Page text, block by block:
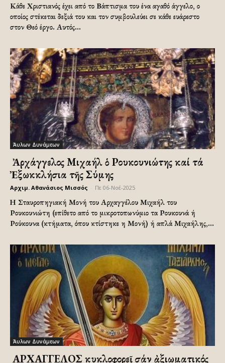
Κάθε Χριστιανός έχει από το Βάπτισμα του ένα αγαθό άγγελο, ο
οποίος στέκεται δεξιά του και τον συμβουλεύει σε κάθε ευάρεστο
στον Θεό έργο. Αυτός...
Άυλων Δυνάμεων
Ὁ Ἀρχάγγελος Μιχαήλ ὁ Ρουκουνιώτης καί τά
Ἐξωκκλήσια τῆς Σύμης
Αρχιμ. Αθανάσιος Μισσός Πε 06-Νοέ-2025
Η Σταυροπηγιακή Μονή του Αρχαγγέλου Μιχαήλ του
Ρουκουνιώτη (επίθετο από το μικροτοπωνύμιο τα Ρουκουνά ή
Ρούκουνα (κτήματα, όπου κτίστηκε η Μονή) ή απλά Μιχαήλης,...
Άυλων Δυνάμεων
Ὁ ΑΡΧΑΓΓΕΛΟΣ κυκλοφορεῖ σάν ἀξιωματικός